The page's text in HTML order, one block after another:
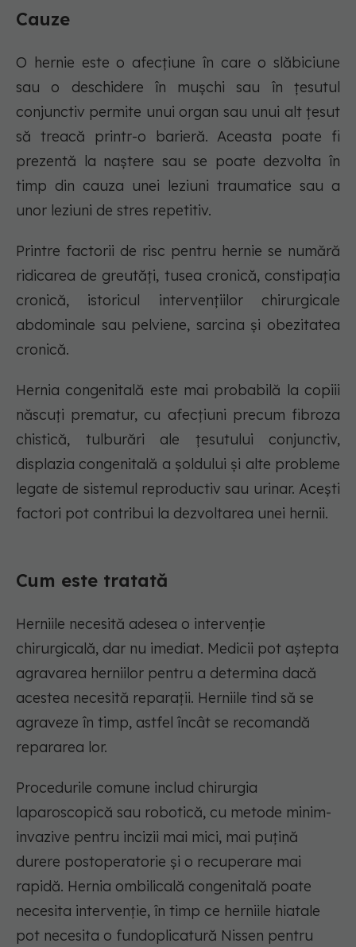
Cauze
O hernie este o afecțiune în care o slăbiciune
sau o deschidere în mușchi sau în țesutul
conjunctiv permite unui organ sau unui alt țesut
să treacă printr-o barieră. Aceasta poate fi
prezentă la naștere sau se poate dezvolta în
timp din cauza unei leziuni traumatice sau a
unor leziuni de stres repetitiv.
Printre factorii de risc pentru hernie se numără
ridicarea de greutăți, tusea cronică, constipația
cronică, istoricul intervențiilor chirurgicale
abdominale sau pelviene, sarcina și obezitatea
cronică.
Hernia congenitală este mai probabilă la copiii
născuți prematur, cu afecțiuni precum fibroza
chistică, tulburări ale țesutului conjunctiv,
displazia congenitală a șoldului și alte probleme
legate de sistemul reproductiv sau urinar. Acești
factori pot contribui la dezvoltarea unei hernii.
Cum este tratată
Herniile necesită adesea o intervenție
chirurgicală, dar nu imediat. Medicii pot aștepta
agravarea herniilor pentru a determina dacă
acestea necesită reparații. Herniile tind să se
agraveze în timp, astfel încât se recomandă
repararea lor.
Procedurile comune includ chirurgia
laparoscopică sau robotică, cu metode minim-
invazive pentru incizii mai mici, mai puțină
durere postoperatorie și o recuperare mai
rapidă. Hernia ombilicală congenitală poate
necesita intervenție, în timp ce herniile hiatale
pot necesita o fundoplicatură Nissen pentru